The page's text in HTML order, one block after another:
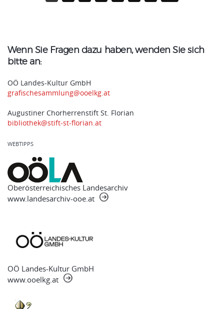
Wenn Sie Fragen dazu haben, wenden Sie sich
bitte an:
OÖ Landes-Kultur GmbH
grafischesammlung@ooelkg.at
Augustiner Chorherrenstift St. Florian
bibliothek@stift-st-florian.at
WEBTIPPS
Oberösterreichisches Landesarchiv
www.landesarchiv-ooe.at
OÖ Landes-Kultur GmbH
www.ooelkg.at